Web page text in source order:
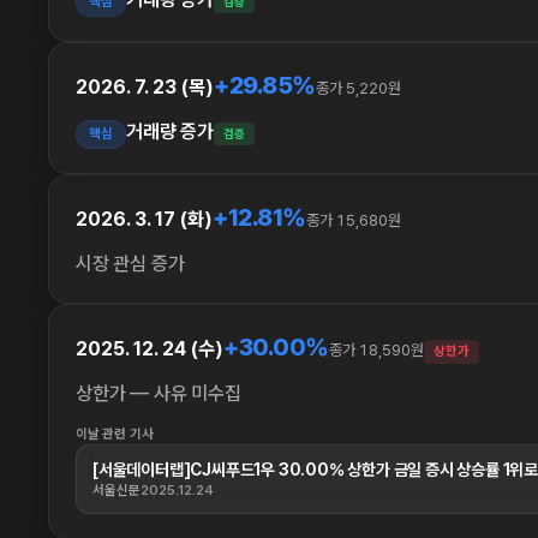
2026. 7. 23 (목)+29.85%종가 5,220원
핵심 거래량 증가 검증
2026. 3. 17 (화)+12.81%종가 15,680원
시장 관심 증가
2025. 12. 24 (수)+30.00%종가 18,590원 상한가
상한가 — 사유 미수집
이날 관련 기사
[서울데이터랩]CJ씨푸드1우 30.00% 상한가 금일 증시 상승률 1위
서울신문2025.12.24